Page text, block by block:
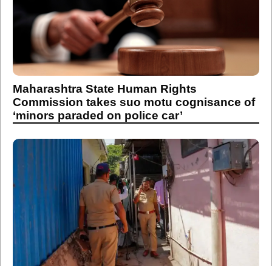
Maharashtra State Human Rights
Commission takes suo motu cognisance of
‘minors paraded on police car’